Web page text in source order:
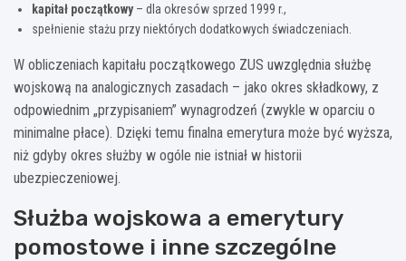
kapitał początkowy– dla okresów sprzed 1999 r.,
spełnienie stażu przy niektórych dodatkowych świadczeniach.
W obliczeniach kapitału początkowego ZUS uwzględnia służbę
wojskową na analogicznych zasadach – jako okres składkowy, z
odpowiednim „przypisaniem” wynagrodzeń (zwykle w oparciu o
minimalne płace). Dzięki temu finalna emerytura może być wyższa,
niż gdyby okres służby w ogóle nie istniał w historii
ubezpieczeniowej.
Służba wojskowa a emerytury
pomostowe i inne szczególne